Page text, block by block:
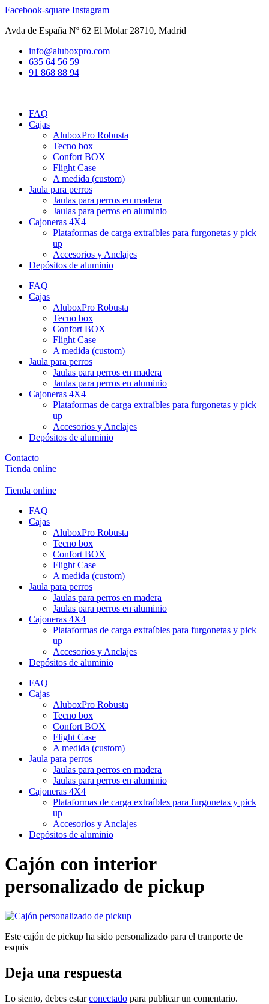
Ir
contenido
Facebook-square Instagram
Avda de España Nº 62 El Molar 28710, Madrid
info@aluboxpro.com
635 64 56 59
91 868 88 94
FAQ
Cajas
AluboxPro Robusta
Tecno box
Confort BOX
Flight Case
A medida (custom)
Jaula para perros
Jaulas para perros en madera
Jaulas para perros en aluminio
Cajoneras 4X4
Plataformas de carga extraíbles para furgonetas y pick
up
Accesorios y Anclajes
Depósitos de aluminio
FAQ
Cajas
AluboxPro Robusta
Tecno box
Confort BOX
Flight Case
A medida (custom)
Jaula para perros
Jaulas para perros en madera
Jaulas para perros en aluminio
Cajoneras 4X4
Plataformas de carga extraíbles para furgonetas y pick
up
Accesorios y Anclajes
Depósitos de aluminio
Contacto
Tienda online
Tienda online
FAQ
Cajas
AluboxPro Robusta
Tecno box
Confort BOX
Flight Case
A medida (custom)
Jaula para perros
Jaulas para perros en madera
Jaulas para perros en aluminio
Cajoneras 4X4
Plataformas de carga extraíbles para furgonetas y pick
up
Accesorios y Anclajes
Depósitos de aluminio
FAQ
Cajas
AluboxPro Robusta
Tecno box
Confort BOX
Flight Case
A medida (custom)
Jaula para perros
Jaulas para perros en madera
Jaulas para perros en aluminio
Cajoneras 4X4
Plataformas de carga extraíbles para furgonetas y pick
up
Accesorios y Anclajes
Depósitos de aluminio
Cajón con interior
personalizado de pickup
Este cajón de pickup ha sido personalizado para el tranporte de
esquis
Deja una respuesta
Lo siento, debes estarconectado para publicar un comentario.